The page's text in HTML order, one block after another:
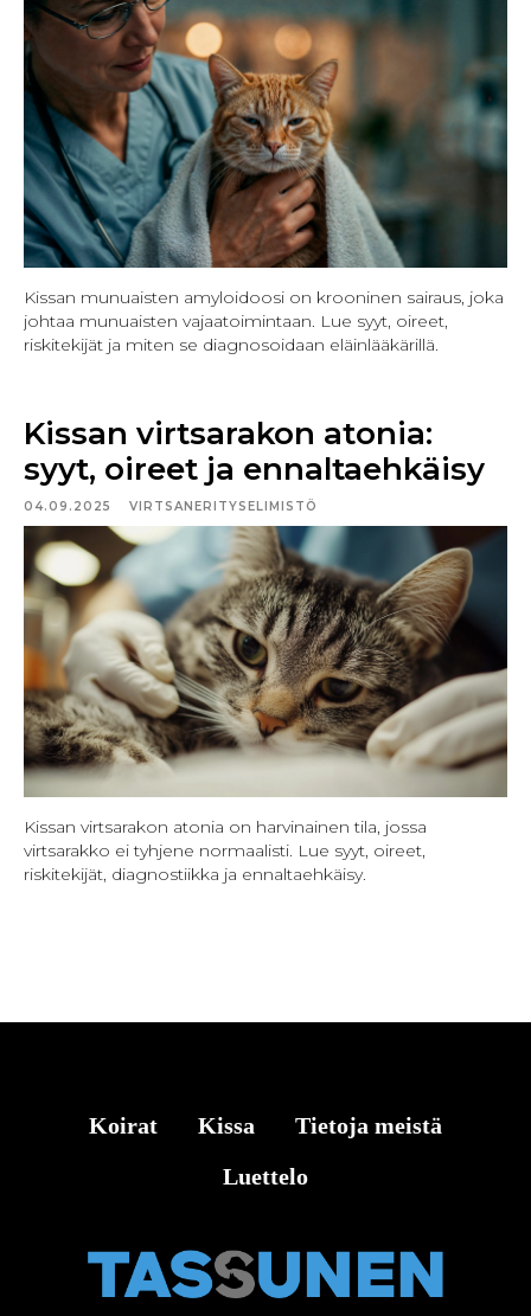
Kissan munuaisten amyloidoosi on krooninen sairaus, joka
johtaa munuaisten vajaatoimintaan. Lue syyt, oireet,
riskitekijät ja miten se diagnosoidaan eläinlääkärillä.
Kissan virtsarakon atonia:
syyt, oireet ja ennaltaehkäisy
04.09.2025 VIRTSANERITYSELIMISTÖ
Kissan virtsarakon atonia on harvinainen tila, jossa
virtsarakko ei tyhjene normaalisti. Lue syyt, oireet,
riskitekijät, diagnostiikka ja ennaltaehkäisy.
Koirat Kissa
Tietoja meistä
Luettelo